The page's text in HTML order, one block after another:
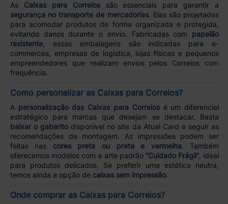
As Caixas para Correiossão essenciais para garantir a
segurança no transporte de mercadorias. Elas são projetadas
para acomodar produtos de forma organizada e protegida,
evitando danos durante o envio. Fabricadas com papelão
resistente, essas embalagens são indicadas para e-
commerces, empresas de logística, lojas físicas e pequenos
empreendedores que realizam envios pelos Correios com
frequência.
Como personalizar as Caixas para Correios?
A personalização das Caixas para Correiosé um diferencial
estratégico para marcas que desejam se destacar. Basta
baixar o gabarito disponível no site da Atual Card e seguir as
recomendações de montagem. As impressões podem ser
feitas nas cores preta ou preta e vermelha. Também
oferecemos modelos com a arte padrão “Cuidado Frágil” , ideal
para produtos delicados. Se preferir uma estética neutra,
temos ainda a opção de caixas sem impressão.
Onde comprar as Caixas para Correios?